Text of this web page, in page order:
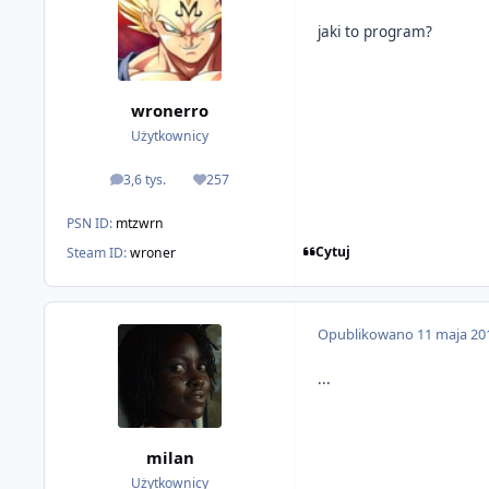
wronerro
Użytkownicy
3,6 tys.
odpowiedzi257
Reputacja
PSN ID: mtzwrn
Steam ID:wroner
jaki to program?
Cytuj
milan
Użytkownicy
Opublikowano 11 maja
...